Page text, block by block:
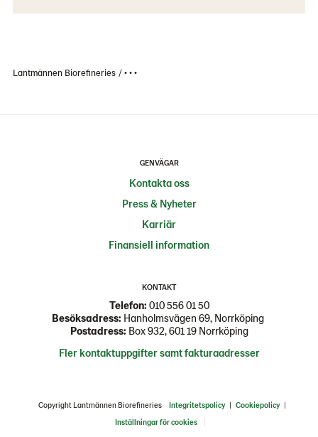
Lantmännen Biorefineries • • •
GENVÄGAR
Kontakta oss
Press & Nyheter
Karriär
Finansiell information
KONTAKT
Telefon: 010 556 01 50
Besöksadress: Hanholmsvägen 69, Norrköping
Postadress: Box 932, 601 19 Norrköping
Fler kontaktuppgifter samt fakturaadresser
Copyright Lantmännen Biorefineries Integritetspolicy| Cookiepolicy|
Inställningar för cookies